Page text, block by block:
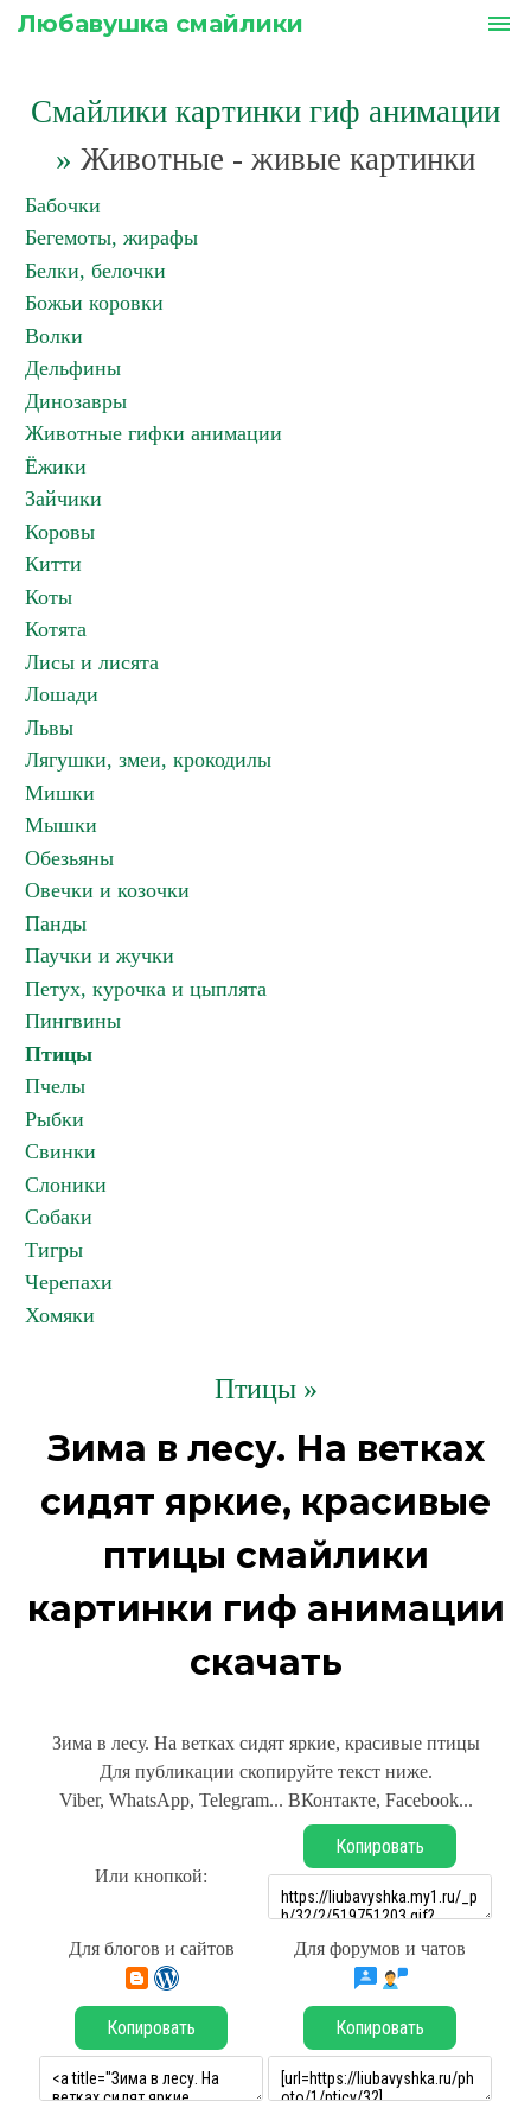
Любавушка смайлики menu
Смайлики картинки гиф анимации
» Животные - живые картинки
Бабочки
Бегемоты, жирафы
Белки, белочки
Божьи коровки
Волки
Дельфины
Динозавры
Животные гифки анимации
Ёжики
Зайчики
Коровы
Китти
Коты
Котята
Лисы и лисята
Лошади
Львы
Лягушки, змеи, крокодилы
Мишки
Мышки
Обезьяны
Овечки и козочки
Панды
Паучки и жучки
Петух, курочка и цыплята
Пингвины
Птицы
Пчелы
Рыбки
Свинки
Слоники
Собаки
Тигры
Черепахи
Хомяки
Птицы »
Зима в лесу. На ветках
сидят яркие, красивые
птицы смайлики
картинки гиф анимации
скачать
Зима в лесу. На ветках сидят яркие, красивые птицы
Для публикации скопируйте текст ниже.
Viber, WhatsApp, Telegram... ВКонтакте, Facebook...
Или кнопкой:
Копировать
Для блогов и сайтов Для форумов и чатов
Копировать Копировать